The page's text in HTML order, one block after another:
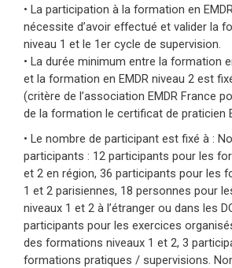
• La participation à la formation en
nécessite d’avoir effectué et valider la
niveau 1 et le 1er cycle de supervision.
• La durée minimum entre la formation
et la formation en EMDR niveau 2 est
(critère de l’association EMDR France
de la formation le certificat de praticien
• Le nombre de participant est fixé à :
participants : 12 participants pour les
et 2 en région, 36 participants pour les
1 et 2 parisiennes, 18 personnes pour
niveaux 1 et 2 à l’étranger ou dans les
participants pour les exercices
des formations niveaux 1 et 2, 3
formations pratiques / supervisions.